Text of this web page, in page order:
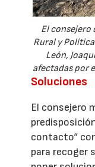
El consejero
Rural y
León,
afectadas por
Soluciones
El consejero
contacto“
para recoger